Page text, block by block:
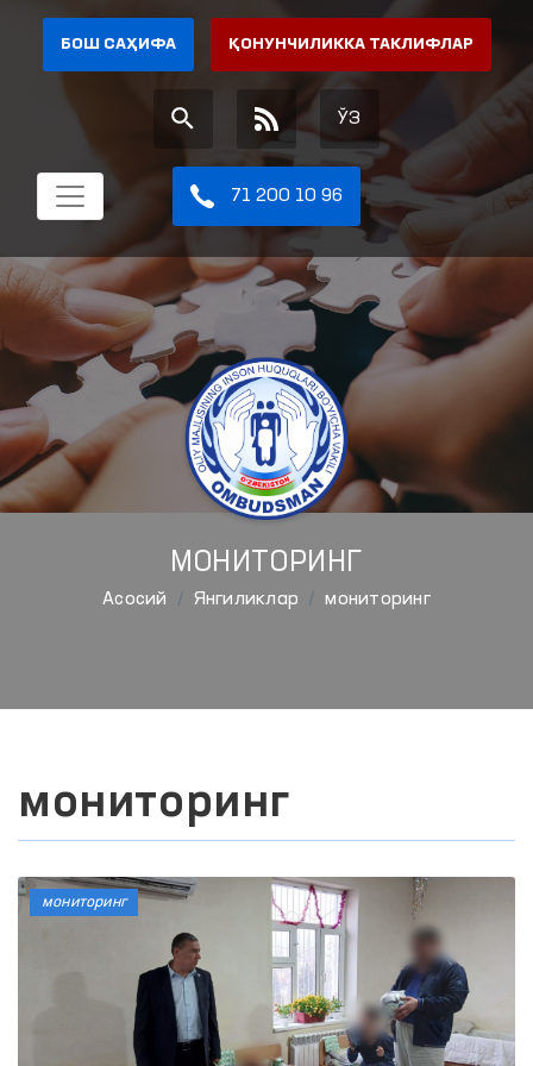
БОШ САҲИФА ҚОНУНЧИЛИККА ТАКЛИФЛАР
ЎЗ
71 200 10 96
МОНИТОРИНГ
Aсосий Янгиликлар мониторинг
мониторинг
мониторинг